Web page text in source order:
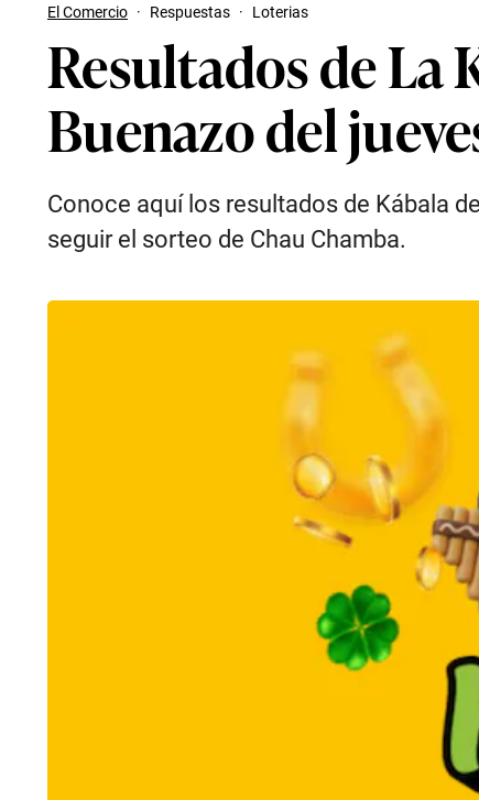
El Comercio · Respuestas · Loterias
Resultados de La
Buenazo del
Conoce aquí los resultados de Kábala
seguir el sorteo de Chau Chamba.